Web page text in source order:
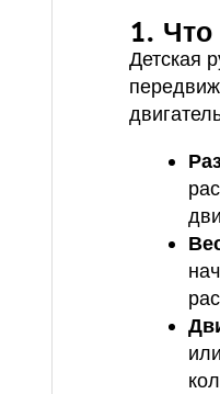
1. Что
Детская